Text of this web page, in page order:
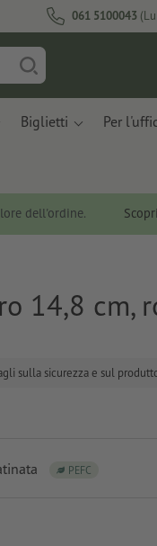
061 5100043
Biglietti Per
dell'ordine.
14,8 cm,
sulla sicurezza e sul
PEFC